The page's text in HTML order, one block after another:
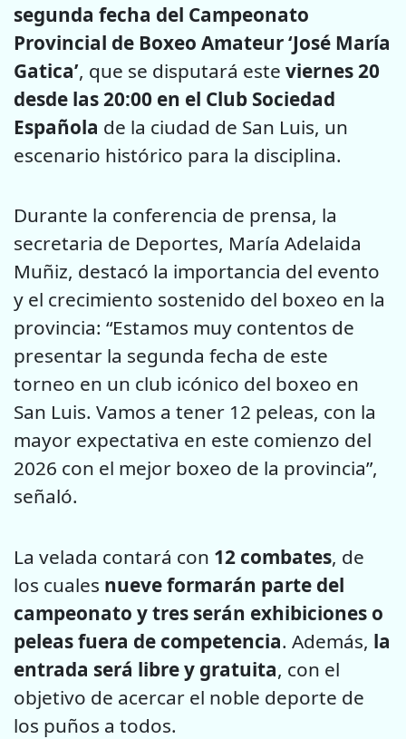
segunda fecha del Campeonato
Provincial de Boxeo Amateur ‘José María
Gatica’, que se disputará este viernes 20
desde las 20:00 en el Club Sociedad
Española de la ciudad de San Luis, un
escenario histórico para la disciplina.
Durante la conferencia de prensa, la
secretaria de Deportes, María Adelaida
Muñiz, destacó la importancia del evento
y el crecimiento sostenido del boxeo en la
provincia: “Estamos muy contentos de
presentar la segunda fecha de este
torneo en un club icónico del boxeo en
San Luis. Vamos a tener 12 peleas, con la
mayor expectativa en este comienzo del
2026 con el mejor boxeo de la provincia”,
señaló.
La velada contará con 12 combates, de
los cuales nueve formarán parte del
campeonato y tres serán exhibiciones o
peleas fuera de competencia. Además, la
entrada será libre y gratuita, con el
objetivo de acercar el noble deporte de
los puños a todos.